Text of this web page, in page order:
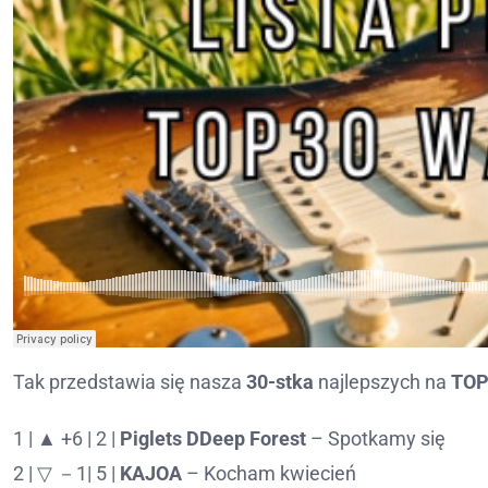
Tak przedstawia się nasza 30-stka najlepszych na
1 | ▲ +6 | 2 | Piglets DDeep Forest – Spotkamy się
2 | ▽ －1| 5 | KAJOA – Kocham kwiecień